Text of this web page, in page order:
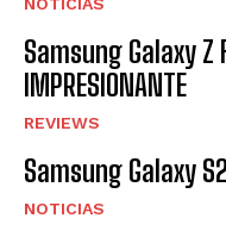
Samsung Galaxy Z
IMPRESIONANTE
REVIEWS
Samsung Galaxy
NOTICIAS